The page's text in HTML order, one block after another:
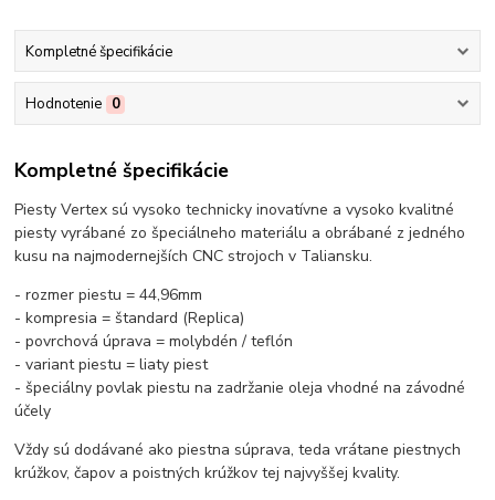
Kompletné špecifikácie
Hodnotenie 0
Kompletné špecifikácie
Piesty Vertex sú vysoko technicky inovatívne a vysoko kvalitné
piesty vyrábané zo špeciálneho materiálu a obrábané z jedného
kusu na najmodernejších CNC strojoch v Taliansku.
- rozmer piestu = 44,96mm
- kompresia = štandard (Replica)
- povrchová úprava = molybdén / teflón
- variant piestu = liaty piest
- špeciálny povlak piestu na zadržanie oleja vhodné na závodné
účely
Vždy sú dodávané ako piestna súprava, teda vrátane piestnych
krúžkov, čapov a poistných krúžkov tej najvyššej kvality.